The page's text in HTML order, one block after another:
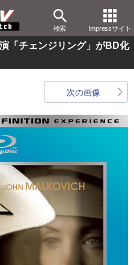
検索 Impressサイト
「チェンジリング」がBD化
次の画像